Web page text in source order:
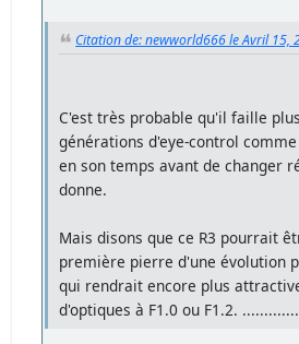
Citation de: newworld666 le Avril 15,
C'est très probable qu'il faille
générations d'eye-control
en son temps avant de changer
donne.
Mais disons que ce R3 pourrait
première pierre d'une évolution
qui rendrait encore plus
d'optiques à F1.0 ou F1.2.